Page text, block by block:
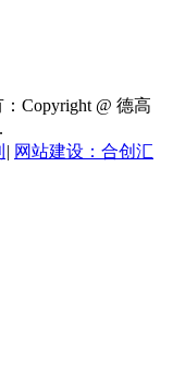
Copyright @ 德高
| 网站建设：合创汇